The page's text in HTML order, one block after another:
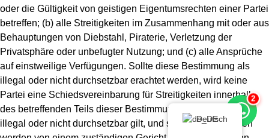
oder die Gültigkeit von geistigen Eigentumsrechten einer Partei
betreffen; (b) alle Streitigkeiten im Zusammenhang mit oder aus
Behauptungen von Diebstahl, Piraterie, Verletzung der
Privatsphäre oder unbefugter Nutzung; und (c) alle Ansprüche
auf einstweilige Verfügungen. Sollte diese Bestimmung als
illegal oder nicht durchsetzbar erachtet werden, wird keine
Partei eine Schiedsvereinbarung für Streitigkeiten innerhalb
des betreffenden Teils dieser Bestimmung wählen, der als
illegal oder nicht durchsetzbar gilt, und solche Streitigkeiten
2
Deutsch